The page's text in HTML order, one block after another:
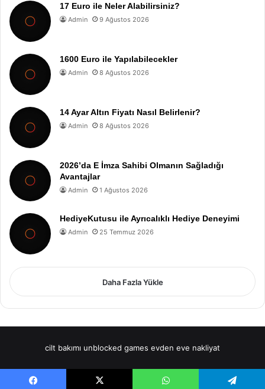
17 Euro ile Neler Alabilirsiniz?
Admin 9 Ağustos 2026
1600 Euro ile Yapılabilecekler
Admin 8 Ağustos 2026
14 Ayar Altın Fiyatı Nasıl Belirlenir?
Admin 8 Ağustos 2026
2026’da E İmza Sahibi Olmanın Sağladığı
Avantajlar
Admin 1 Ağustos 2026
HediyeKutusu ile Ayrıcalıklı Hediye Deneyimi
Admin 25 Temmuz 2026
Daha Fazla Yükle
cilt bakımı unblocked games evden eve nakliyat